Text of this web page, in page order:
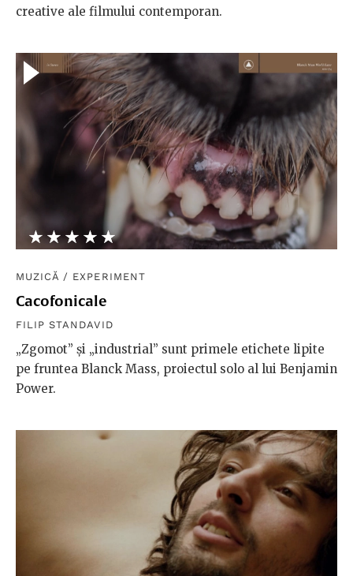
creative ale filmului contemporan.
★★★★★
☆☆☆☆☆
MUZICĂ / EXPERIMENT
Cacofonicale
FILIP STANDAVID
„Zgomot” și „industrial” sunt primele etichete lipite
pe fruntea Blanck Mass, proiectul solo al lui Benjamin
Power.